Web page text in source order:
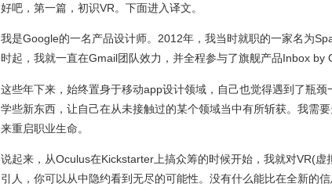
好吧，第一篇，初识VR。下面进入译文。
我是Google的一名产品设计师。2012年，我当时就职的一家名为
时起，我就一直在Gmail团队效力，并全程参与了旗舰产品Inbox by
这些年下来，始终置身于移动app设计领域，自己也觉得遇到了瓶
学些新东西，让自己在从未接触过的某个领域当中有所斩获。我需
来重启职业生命。
说起来，从Oculus在Kickstarter上搞众筹的时候开始，我就对VR(
引人，你可以从中隐约看到无尽的可能性。没有什么能比在全新的